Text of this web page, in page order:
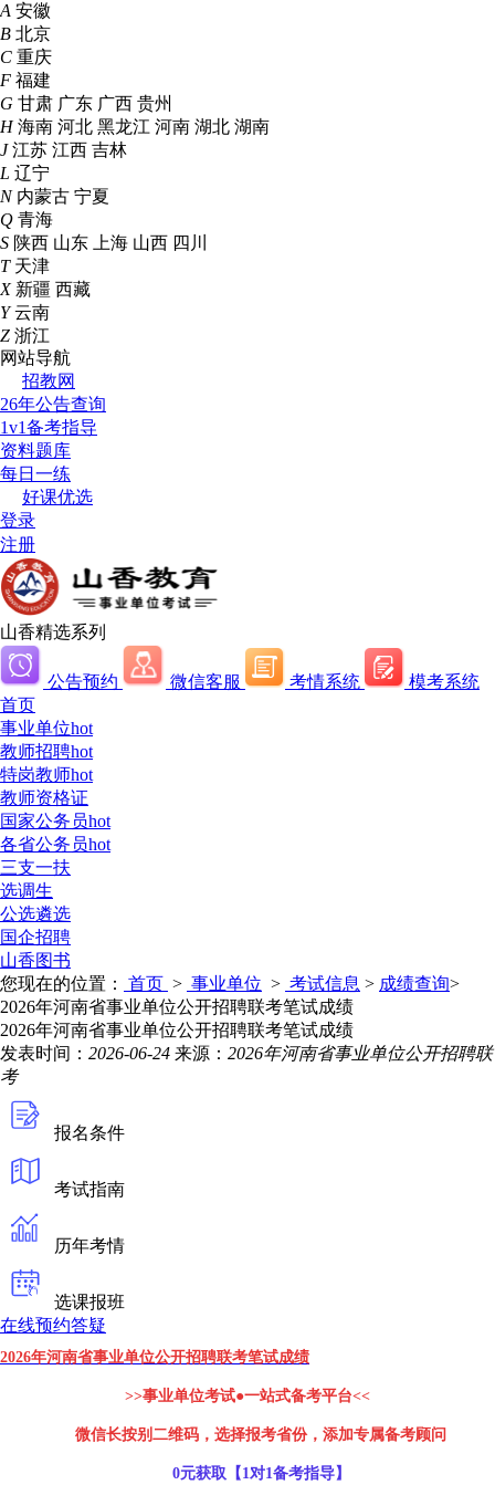
A 安徽
B 北京
C 重庆
F 福建
G 甘肃 广东 广西 贵州
H 海南 河北 黑龙江 河南 湖北 湖南
J 江苏 江西 吉林
L 辽宁
N 内蒙古 宁夏
Q 青海
S 陕西 山东 上海 山西 四川
T 天津
X 新疆 西藏
Y 云南
Z 浙江
网站导航
招教网
26年公告查询
1v1备考指导
资料题库
每日一练
好课优选
登录
注册
山香精选系列
公告预约 微信客服 考情系统
模考系统
首页
事业单位hot
教师招聘hot
特岗教师hot
教师资格证
国家公务员hot
各省公务员hot
三支一扶
选调生
公选遴选
国企招聘
山香图书
您现在的位置：
首页 > 事业单位 > 考试信息 > 成绩查询>
2026年河南省事业单位公开招聘联考笔试成绩
2026年河南省事业单位公开招聘联考笔试成绩
发表时间： 2026-06-24 来源： 2026年河南省事业单位公开招聘联
考
报名条件
考试指南
历年考情
选课报班
在线预约答疑
2026年河南省事业单位公开招聘联考笔试成绩
>>事业单位考试●一站式备考平台<<
微信长按别二维码，选择报考省份，添加专属备考顾问
0元获取【1对1备考指导】